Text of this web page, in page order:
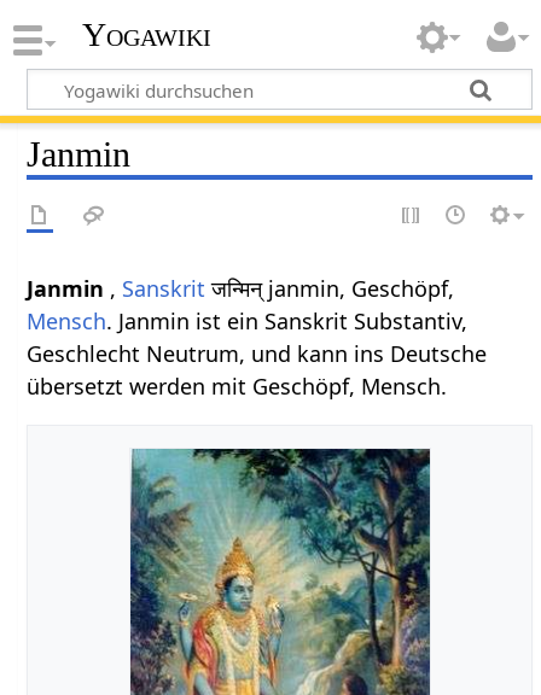
Yogawiki
Janmin
Janmin , Sanskrit जन्मिन् janmin, Geschöpf,
Mensch. Janmin ist ein Sanskrit Substantiv,
Geschlecht Neutrum, und kann ins Deutsche
übersetzt werden mit Geschöpf, Mensch.